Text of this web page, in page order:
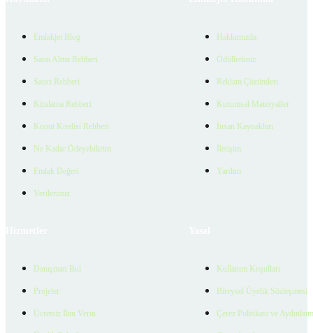
Emlakjet Blog
Satın Alma Rehberi
Satıcı Rehberi
Kiralama Rehberi
Konut Kredisi Rehberi
Ne Kadar Ödeyebilirim
Emlak Değeri
Verilerimiz
Hakkımızda
Ödüllerimiz
Reklam Çözümleri
Kurumsal Materyaller
İnsan Kaynakları
İletişim
Yardım
Danışman Bul
Projeler
Ücretsiz İlan Verin
Kullanım Koşulları
Bireysel Üyelik Sözleşmesi
Çerez Politikası ve